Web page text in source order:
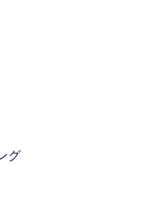
グ